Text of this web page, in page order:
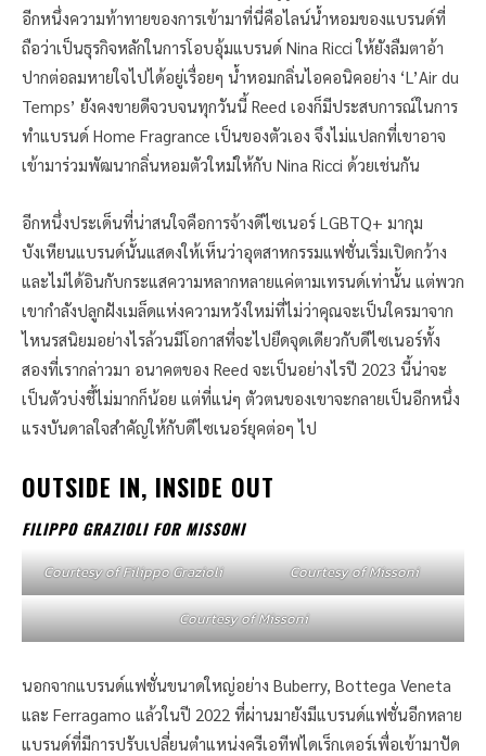
อีกหนึ่งความท้าทายของการเข้ามาที่นี่คือไลน์น้ำหอมของแบรนด์ที่
ถือว่าเป็นธุรกิจหลักในการโอบอุ้มแบรนด์ Nina Ricci ให้ยังลืมตาอ้า
ปากต่อลมหายใจไปได้อยู่เรื่อยๆ น้ำหอมกลิ่นไอคอนิคอย่าง ‘L’Air du
Temps’ ยังคงขายดีจวบจนทุกวันนี้ Reed เองก็มีประสบการณ์ในการ
ทำแบรนด์ Home Fragrance เป็นของตัวเอง จึงไม่แปลกที่เขาอาจ
เข้ามาร่วมพัฒนากลิ่นหอมตัวใหม่ให้กับ Nina Ricci ด้วยเช่นกัน
อีกหนึ่งประเด็นที่น่าสนใจคือการจ้างดีไซเนอร์ LGBTQ+ มากุม
บังเหียนแบรนด์นั้นแสดงให้เห็นว่าอุตสาหกรรมแฟชั่นเริ่มเปิดกว้าง
และไม่ได้อินกับกระแสความหลากหลายแค่ตามเทรนด์เท่านั้น แต่พวก
เขากำลังปลูกฝังเมล็ดแห่งความหวังใหม่ที่ไม่ว่าคุณจะเป็นใครมาจาก
ไหนรสนิยมอย่างไรล้วนมีโอกาสที่จะไปยืดจุดเดียวกับดีไซเนอร์ทั้ง
สองที่เรากล่าวมา อนาคตของ Reed จะเป็นอย่างไรปี 2023 นี้น่าจะ
เป็นตัวบ่งชี้ไม่มากก็น้อย แต่ที่แน่ๆ ตัวตนของเขาจะกลายเป็นอีกหนึ่ง
แรงบันดาลใจสำคัญให้กับดีไซเนอร์ยุคต่อๆ ไป
OUTSIDE IN, INSIDE OUT
FILIPPO GRAZIOLI FOR MISSONI
Courtesy of Filippo Grazioli Courtesy of Missoni
Courtesy of Missoni
นอกจากแบรนด์แฟชั่นขนาดใหญ่อย่าง Buberry, Bottega Veneta
และ Ferragamo แล้วในปี 2022 ที่ผ่านมายังมีแบรนด์แฟชั่นอีกหลาย
แบรนด์ที่มีการปรับเปลี่ยนตำแหน่งครีเอทีฟไดเร็กเตอร์เพื่อเข้ามาปัด